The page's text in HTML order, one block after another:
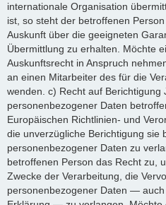
internationale Organisation
ist, so steht der betroffenen
Auskunft über die geeigneten
Übermittlung zu erhalten. Möchte
Auskunftsrecht in Anspruch
an einen Mitarbeiter des für die
wenden. c) Recht auf Berichtigung
personenbezogener Daten
Europäischen Richtlinien- und
die unverzügliche Berichtigung sie
personenbezogener Daten zu
betroffenen Person das Recht zu,
Zwecke der Verarbeitung, die
personenbezogener Daten —